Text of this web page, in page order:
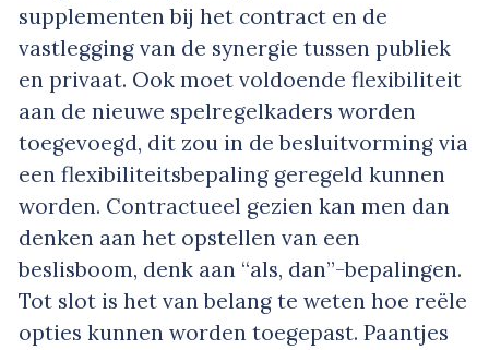
supplementen bij het contract en de
vastlegging van de synergie tussen publiek
en privaat. Ook moet voldoende flexibiliteit
aan de nieuwe spelregelkaders worden
toegevoegd, dit zou in de besluitvorming via
een flexibiliteitsbepaling geregeld kunnen
worden. Contractueel gezien kan men dan
denken aan het opstellen van een
beslisboom, denk aan “als, dan”-bepalingen.
Tot slot is het van belang te weten hoe reële
opties kunnen worden toegepast. Paantjes